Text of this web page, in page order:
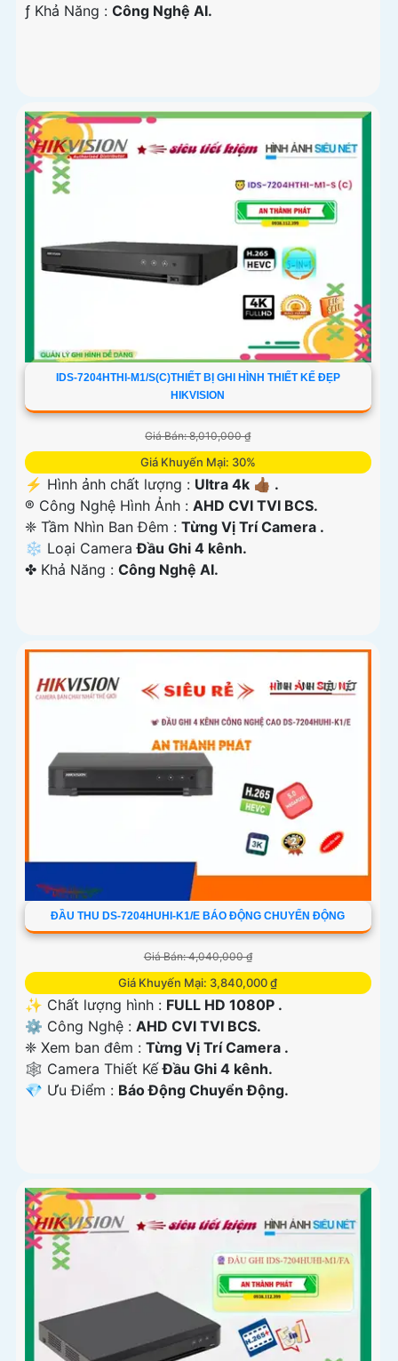
️ƒ Khả Năng : Công Nghệ AI.
IDS-7204HTHI-M1/S(C)THIẾT BỊ GHI HÌNH THIẾT KẾ ĐẸP
HIKVISION
Giá Bán: 8,010,000 ₫
Giá Khuyến Mại: 30%
️⚡ Hình ảnh chất lượng : Ultra 4k 👍🏾 .
®️ Công Nghệ Hình Ảnh : AHD CVI TVI BCS.
❈ Tầm Nhìn Ban Đêm : Từng Vị Trí Camera .
❄ Loại CameraĐầu Ghi 4 kênh.
️✤ Khả Năng : Công Nghệ AI.
ĐẦU THU DS-7204HUHI-K1/E BÁO ĐỘNG CHUYỂN ĐỘNG
Giá Bán: 4,040,000 ₫
Giá Khuyến Mại: 3,840,000 ₫
✨ Chất lượng hình : FULL HD 1080P .
⚙ Công Nghệ : AHD CVI TVI BCS.
❈ Xem ban đêm : Từng Vị Trí Camera .
🕸️ Camera Thiết KếĐầu Ghi 4 kênh.
️💎 Ưu Điểm : Báo Động Chuyển Động.